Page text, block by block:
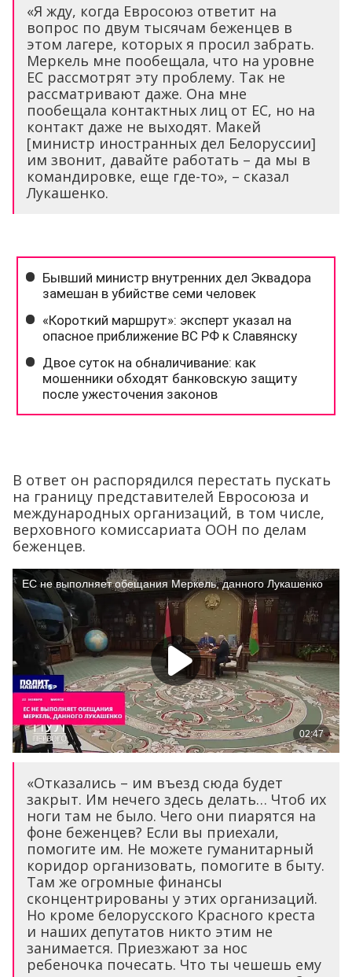
«Я жду, когда Евросоюз ответит на
вопрос по двум тысячам беженцев в
этом лагере, которых я просил забрать.
Меркель мне пообещала, что на уровне
ЕС рассмотрят эту проблему. Так не
рассматривают даже. Она мне
пообещала контактных лиц от ЕС, но на
контакт даже не выходят. Макей
[министр иностранных дел Белоруссии]
им звонит, давайте работать – да мы в
командировке, еще где-то», – сказал
Лукашенко.
В ответ он распорядился перестать пускать
на границу представителей Евросоюза и
международных организаций, в том числе,
верховного комиссариата ООН по делам
беженцев.
«Отказались – им въезд сюда будет
закрыт. Им нечего здесь делать… Чтоб их
ноги там не было. Чего они пиарятся на
фоне беженцев? Если вы приехали,
помогите им. Не можете гуманитарный
коридор организовать, помогите в быту.
Там же огромные финансы
сконцентрированы у этих организаций.
Но кроме белорусского Красного креста
и наших депутатов никто этим не
занимается. Приезжают за нос
ребеночка почесать. Что ты чешешь ему